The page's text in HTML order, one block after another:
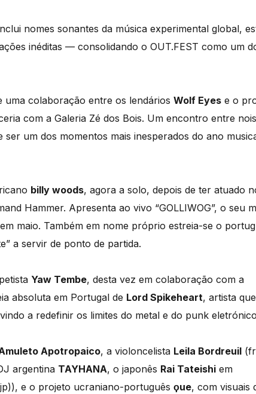
nomes sonantes da música experimental global,
inéditas — consolidando o OUT.FEST como um
uma colaboração entre os lendários Wolf Eyes e o
com a Galeria Zé dos Bois. Um encontro entre
um dos momentos mais inesperados do ano
billy woods, agora a solo, depois de ter atuado
Hammer. Apresenta ao vivo “GOLLIWOG”, o seu
maio. Também em nome próprio estreia-se o
a servir de ponto de partida.
Yaw Tembe, desta vez em colaboração com a
absoluta em Portugal de Lord Spikeheart, artista
a redefinir os limites do metal e do punk
Apotropaico, a violoncelista Leila Bordreuil
argentina TAYHANA, o japonês Rai Tateishi em
e o projeto ucraniano-português ϙue, com visuais